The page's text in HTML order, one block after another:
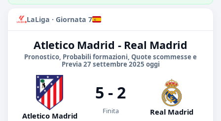
LaLiga · Giornata 7
Atletico Madrid - Real Madrid
Pronostico, Probabili formazioni, Quote scommesse e
Previa 27 settembre 2025 oggi
Atletico Madrid
5 - 2
Finita Real Madrid